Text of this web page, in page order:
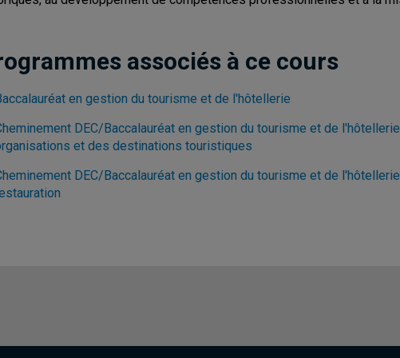
associés à ce cours
en gestion du tourisme et de l'hôtellerie
DEC/Baccalauréat en gestion du tourisme et de
et des destinations touristiques
DEC/Baccalauréat en gestion du tourisme et de